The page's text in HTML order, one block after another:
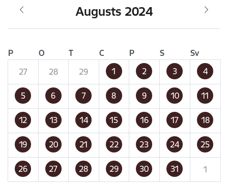
Augusts 2024
P O T C P S
Sv
27
28 29 1 2 3 4
5 6 7 8 9 10 11
12 13 14 15 16 17 18
19 20 21 22 23 24 25
26 27 28 29 30 31 1